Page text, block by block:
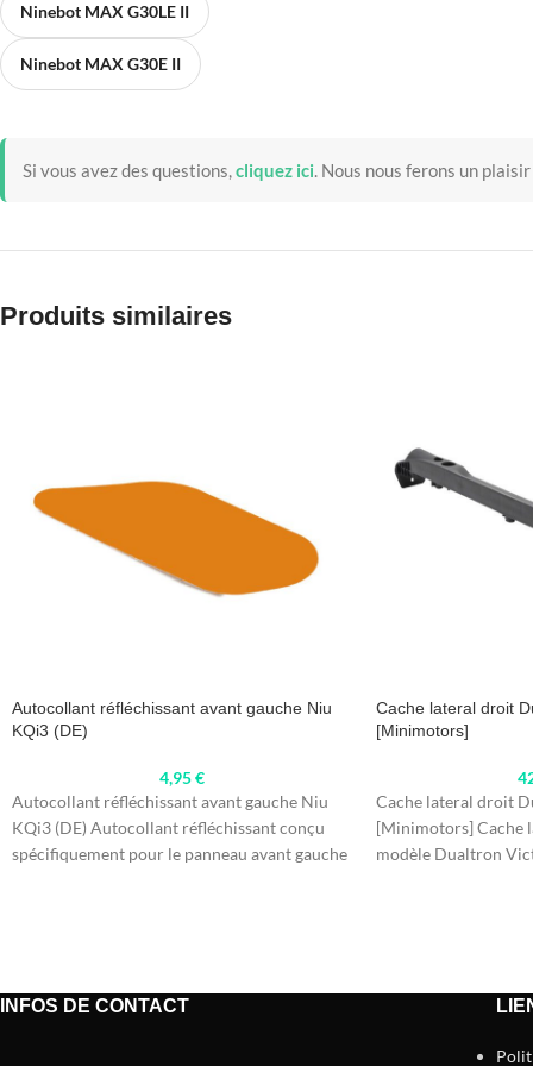
Ninebot MAX G30LE II
Ninebot MAX G30E II
Si vous avez des questions,cliquez ici. Nous nous ferons un
Produits similaires
Autocollant réfléchissant avant gauche Niu
KQi3 (DE)
4,95€
Autocollant réfléchissant avant gauche Niu
KQi3 (DE) Autocollant réfléchissant conçu
spécifiquement pour le panneau avant gauche
Cache lateral droit
[Minimotors]
Cache lateral droit
[Minimotors] Cache
modèle Dualtron
INFOS DE CONTACT